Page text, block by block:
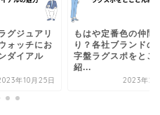
グジュアリ
ォッチにお
ダイアル
年10月25日
もはや定番色の仲間
り？各社ブランドの
字盤ラグスポをとこ
紹...
2023年2